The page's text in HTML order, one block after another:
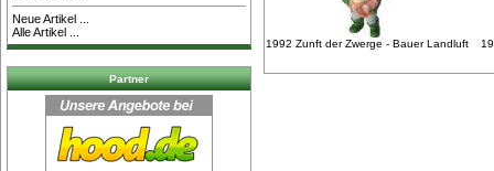
Neue Artikel ...
Alle Artikel ...
Partner
1992 Zunft der Zwerge - Bauer Landluft